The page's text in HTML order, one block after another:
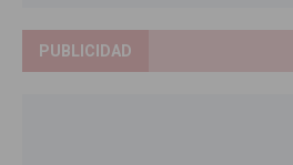
PUBLICIDAD